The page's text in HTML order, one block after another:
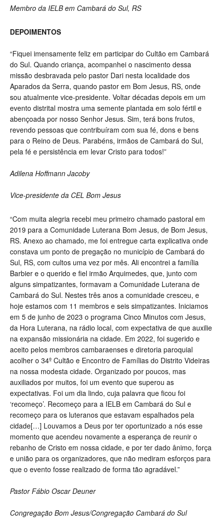
Membro da IELB em Cambará do Sul, RS
DEPOIMENTOS
“Fiquei imensamente feliz em participar do Cultão em Cambará
do Sul. Quando criança, acompanhei o nascimento dessa
missão desbravada pelo pastor Dari nesta localidade dos
Aparados da Serra, quando pastor em Bom Jesus, RS, onde
sou atualmente vice-presidente. Voltar décadas depois em um
evento distrital mostra uma semente plantada em solo fértil e
abençoada por nosso Senhor Jesus. Sim, terá bons frutos,
revendo pessoas que contribuíram com sua fé, dons e bens
para o Reino de Deus. Parabéns, irmãos de Cambará do Sul,
pela fé e persistência em levar Cristo para todos!”
Adilena Hoffmann Jacoby
Vice-presidente da CEL Bom Jesus
“Com muita alegria recebi meu primeiro chamado pastoral em
2019 para a Comunidade Luterana Bom Jesus, de Bom Jesus,
RS. Anexo ao chamado, me foi entregue carta explicativa onde
constava um ponto de pregação no município de Cambará do
Sul, RS, com cultos uma vez por mês. Ali encontrei a família
Barbier e o querido e fiel irmão Arquimedes, que, junto com
alguns simpatizantes, formavam a Comunidade Luterana de
Cambará do Sul. Nestes três anos a comunidade cresceu, e
hoje estamos com 11 membros e seis simpatizantes. Iniciamos
em 5 de junho de 2023 o programa Cinco Minutos com Jesus,
da Hora Luterana, na rádio local, com expectativa de que auxilie
na expansão missionária na cidade. Em 2022, foi sugerido e
aceito pelos membros cambaraenses e diretoria paroquial
acolher o 34º Cultão e Encontro de Famílias do Distrito Videiras
na nossa modesta cidade. Organizado por poucos, mas
auxiliados por muitos, foi um evento que superou as
expectativas. Foi um dia lindo, cuja palavra que ficou foi
‘recomeço’. Recomeço para a IELB em Cambará do Sul e
recomeço para os luteranos que estavam espalhados pela
cidade[…] Louvamos a Deus por ter oportunizado a nós esse
momento que acendeu novamente a esperança de reunir o
rebanho de Cristo em nossa cidade, e por ter dado ânimo, força
e união para os organizadores, que não mediram esforços para
que o evento fosse realizado de forma tão agradável.”
Pastor Fábio Oscar Deuner
Congregação Bom Jesus/Congregação Cambará do Sul